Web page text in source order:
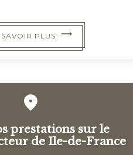
SAVOIR PLUS
prestations sur le
de Ile-de-France